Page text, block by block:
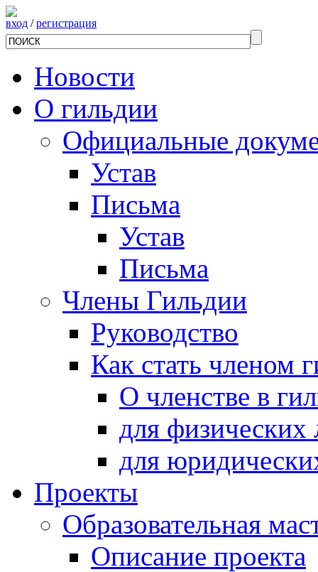
вход /регистрация
Новости
О гильдии
Официальные
Устав
Письма
Устав
Письма
Члены Гильдии
Руководство
Как стать членом
О членстве в
для физических
для
Проекты
Образовательная
Описание проекта